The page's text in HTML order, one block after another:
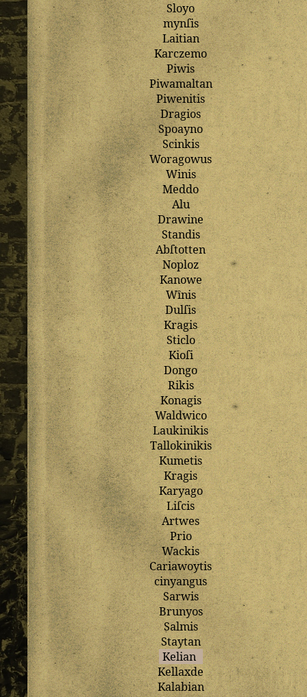
Sloyo
mynſis
Laitian
Karczemo
Piwis
Piwamaltan
Piwenitis
Dragios
Spoayno
Scinkis
Woragowus
Winis
Meddo
Alu
Drawine
Standis
Abſtotten
Noploz
Kanowe
Wȋnis
Dulſis
Kragis
Sticlo
Kioſi
Dongo
Rikis
Konagis
Waldwico
Laukinikis
Tallokinikis
Kumetis
Kragis
Karyago
Liſcis
Artwes
Prio
Wackis
Cariawoytis
cinyangus
Sarwis
Brunyos
Salmis
Staytan
Kelian
Kellaxde
Kalabian